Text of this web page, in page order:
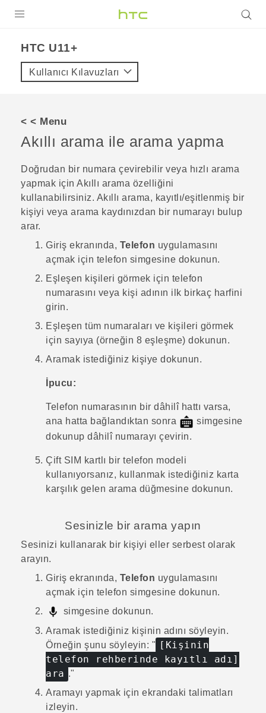
VIVE
VIVERSE
DESTEK
HTC U11+‎
Kullanıcı Kılavuzları
< < Menu
Akıllı arama ile arama yapma
Doğrudan bir numara çevirebilir veya hızlı arama
yapmak için Akıllı arama özelliğini
kullanabilirsiniz. Akıllı arama, kayıtlı/eşitlenmiş bir
kişiyi veya arama kaydınızdan bir numarayı bulup
arar.
Giriş ekranında, Telefon uygulamasını
açmak için telefon simgesine dokunun.
Eşleşen kişileri görmek için telefon
numarasını veya kişi adının ilk birkaç harfini
girin.
Eşleşen tüm numaraları ve kişileri görmek
için sayıya (örneğin 8 eşleşme) dokunun.
Aramak istediğiniz kişiye dokunun.
İpucu:
Telefon numarasının bir dâhilî hattı varsa,
ana hatta bağlandıktan sonra
simgesine
dokunup dâhilî numarayı çevirin.
Çift SIM kartlı bir telefon modeli
kullanıyorsanız, kullanmak istediğiniz karta
karşılık gelen arama düğmesine dokunun.
Sesinizle bir arama yapın
Sesinizi kullanarak bir kişiyi eller serbest olarak
arayın.
Giriş ekranında, Telefon uygulamasını
açmak için telefon simgesine dokunun.
simgesine dokunun.
Aramak istediğiniz kişinin adını söyleyin.
Örneğin şunu söyleyin: "‍
[Kişinin
telefon rehberinde kayıtlı adı]
ara ."‍
Aramayı yapmak için ekrandaki talimatları
izleyin.